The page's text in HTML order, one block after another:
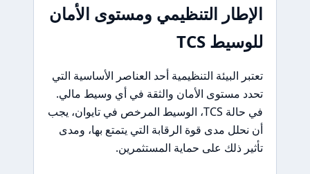
الإطار التنظيمي ومستوى الأمان
للوسيط TCS
تعتبر البيئة التنظيمية أحد العناصر الأساسية التي
تحدد مستوى الأمان والثقة في أي وسيط مالي.
في حالة TCS، الوسيط المرخص في تايوان، يجب
أن نحلل مدى قوة الرقابة التي يتمتع بها، ومدى
تأثير ذلك على حماية المستثمرين.